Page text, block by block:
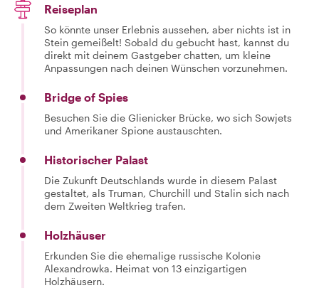
Reiseplan
So könnte unser Erlebnis aussehen, aber nichts ist in
Stein gemeißelt! Sobald du gebucht hast, kannst du
direkt mit deinem Gastgeber chatten, um kleine
Anpassungen nach deinen Wünschen vorzunehmen.
Bridge of Spies
Besuchen Sie die Glienicker Brücke, wo sich Sowjets
und Amerikaner Spione austauschten.
Historischer Palast
Die Zukunft Deutschlands wurde in diesem Palast
gestaltet, als Truman, Churchill und Stalin sich nach
dem Zweiten Weltkrieg trafen.
Holzhäuser
Erkunden Sie die ehemalige russische Kolonie
Alexandrowka. Heimat von 13 einzigartigen
Holzhäusern.